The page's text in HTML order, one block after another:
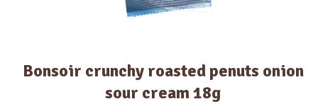
Bonsoir crunchy roasted penuts onion
sour cream 18g